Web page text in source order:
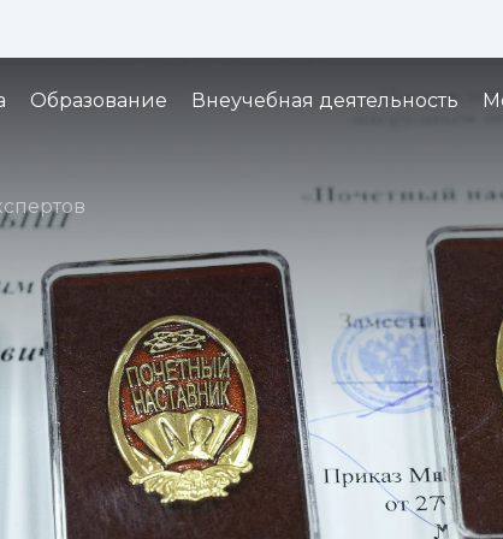
Кернинг: 1x 2x 3x
Образование Внеучебная деятельность